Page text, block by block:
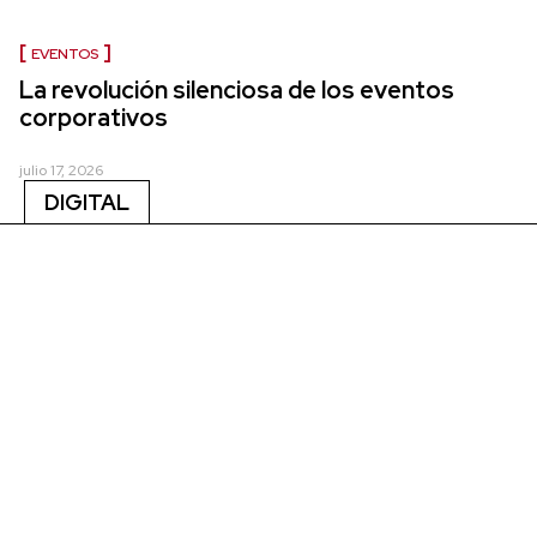
EVENTOS
La revolución silenciosa de los eventos
corporativos
julio 17, 2026
DIGITAL